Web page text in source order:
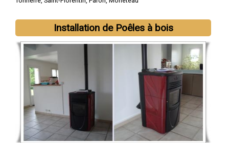
Installation de Poêles à bois